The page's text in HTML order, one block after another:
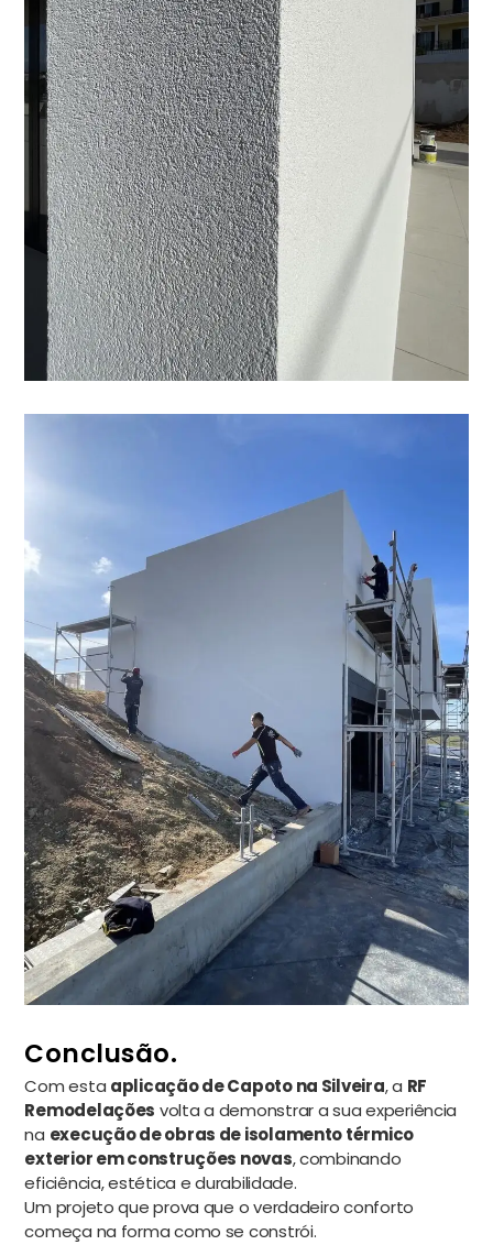
Conclusão.
Com esta aplicação de Capoto na Silveira, a RF
Remodelações volta a demonstrar a sua experiência
na execução de obras de isolamento térmico
exterior em construções novas, combinando
eficiência, estética e durabilidade.
Um projeto que prova que o verdadeiro conforto
começa na forma como se constrói.